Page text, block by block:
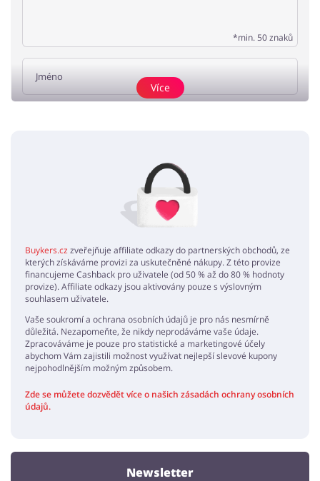
*min. 50 znaků
Žádné elementy nejsou
Více
Buykers.cz zveřejňuje affiliate odkazy do partnerských obchodů, ze
kterých získáváme provizi za uskutečněné nákupy. Z této provize
financujeme Cashback pro uživatele (od 50 % až do 80 % hodnoty
provize). Affiliate odkazy jsou aktivovány pouze s výslovným
souhlasem uživatele.
Vaše soukromí a ochrana osobních údajů je pro nás nesmírně
důležitá. Nezapomeňte, že nikdy neprodáváme vaše údaje.
Zpracováváme je pouze pro statistické a marketingové účely
abychom Vám zajistili možnost využívat nejlepší slevové kupony
nejpohodlnějším možným způsobem.
Zde se můžete dozvědět více o našich zásadách ochrany osobních
údajů.
Newsletter